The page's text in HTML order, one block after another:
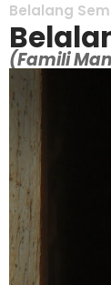
Belalang
(Famili